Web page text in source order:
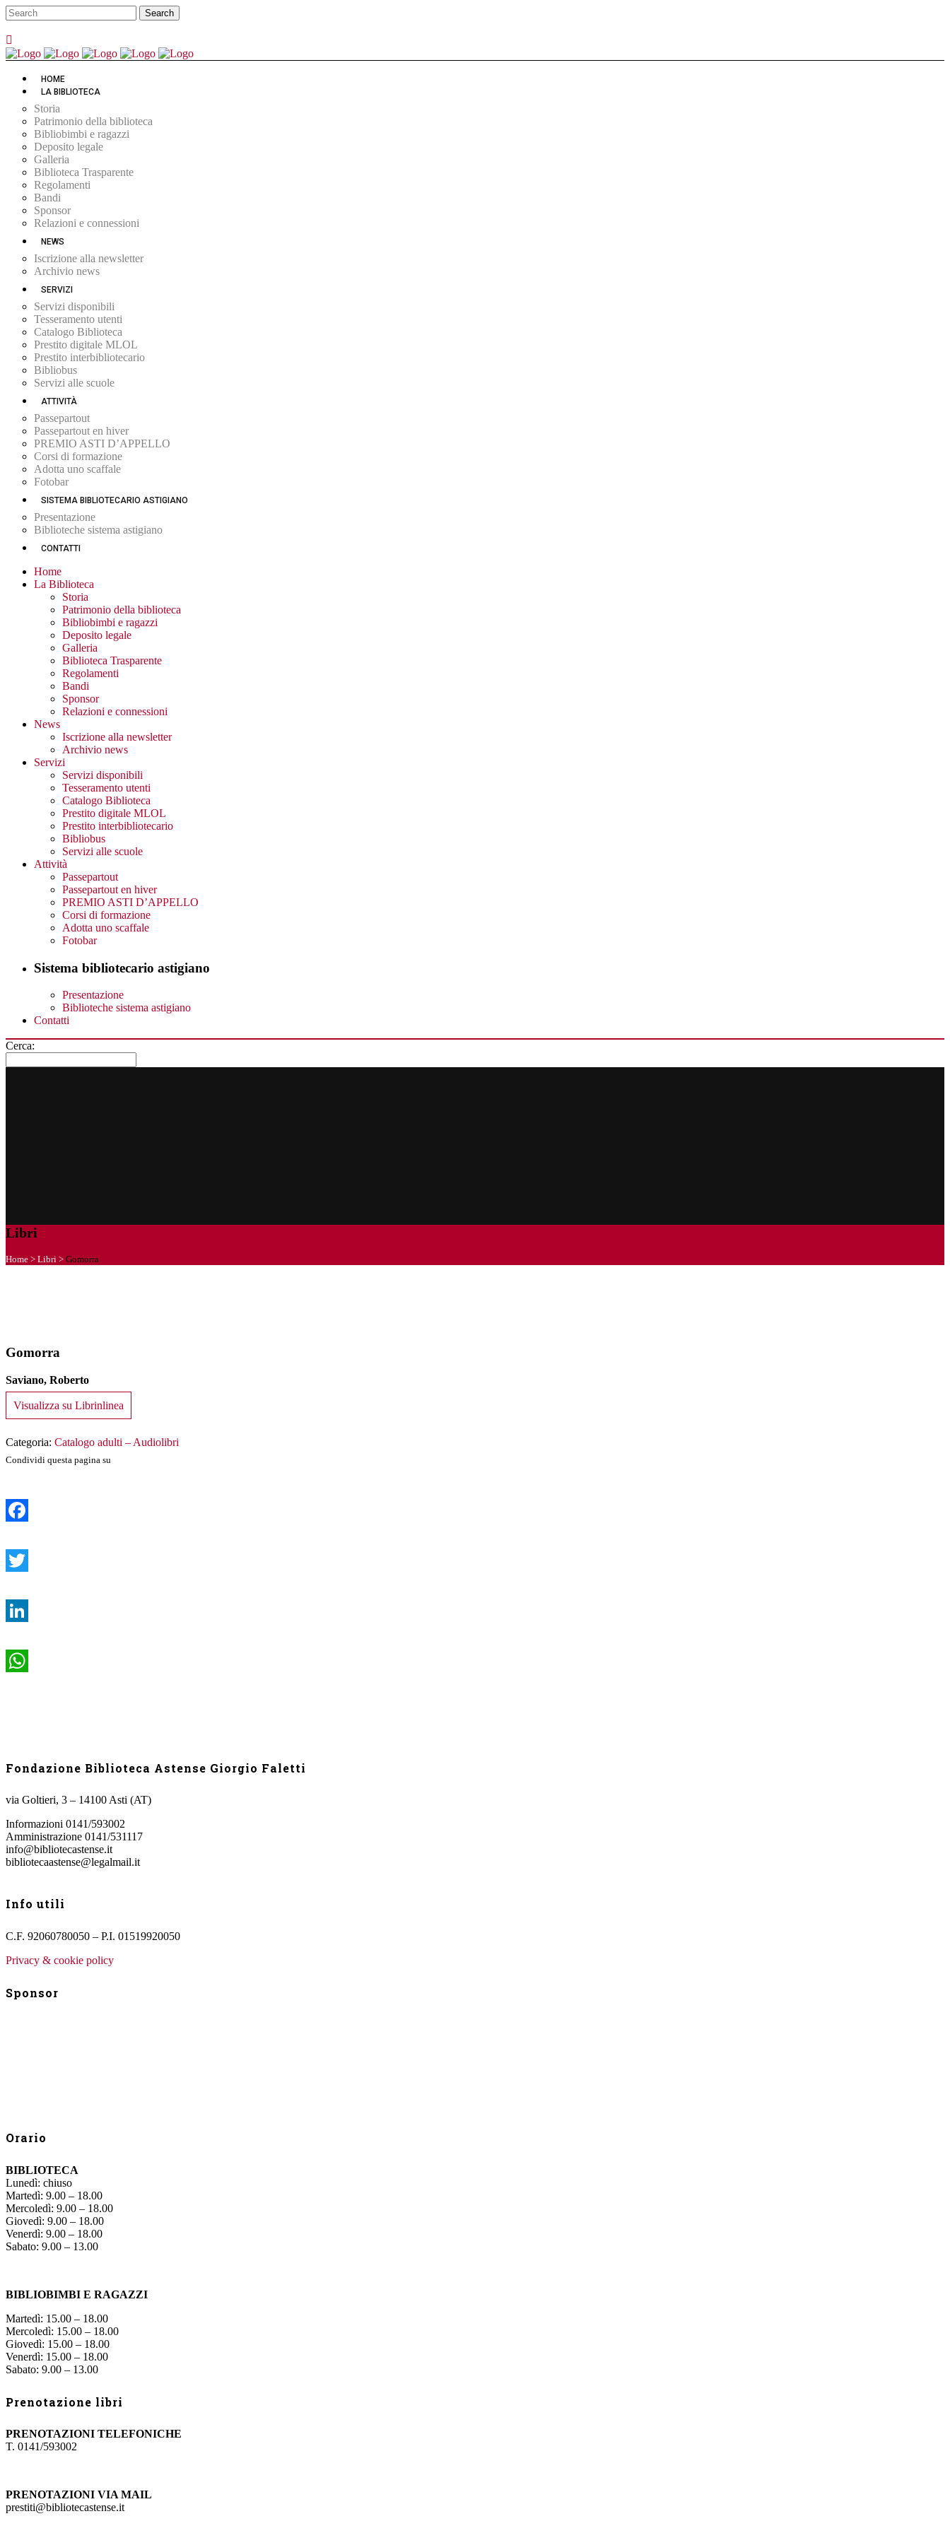
HOME
LA BIBLIOTECA
Storia
Patrimonio della biblioteca
Bibliobimbi e ragazzi
Deposito legale
Galleria
Biblioteca Trasparente
Regolamenti
Bandi
Sponsor
Relazioni e connessioni
NEWS
Iscrizione alla newsletter
Archivio news
SERVIZI
Servizi disponibili
Tesseramento utenti
Catalogo Biblioteca
Prestito digitale MLOL
Prestito interbibliotecario
Bibliobus
Servizi alle scuole
ATTIVITÀ
Passepartout
Passepartout en hiver
PREMIO ASTI D’APPELLO
Corsi di formazione
Adotta uno scaffale
Fotobar
SISTEMA BIBLIOTECARIO ASTIGIANO
Presentazione
Biblioteche sistema astigiano
CONTATTI
Home
La Biblioteca
Storia
Patrimonio della biblioteca
Bibliobimbi e ragazzi
Deposito legale
Galleria
Biblioteca Trasparente
Regolamenti
Bandi
Sponsor
Relazioni e connessioni
News
Iscrizione alla newsletter
Archivio news
Servizi
Servizi disponibili
Tesseramento utenti
Catalogo Biblioteca
Prestito digitale MLOL
Prestito interbibliotecario
Bibliobus
Servizi alle scuole
Attività
Passepartout
Passepartout en hiver
PREMIO ASTI D’APPELLO
Corsi di formazione
Adotta uno scaffale
Fotobar
Sistema bibliotecario astigiano
Presentazione
Biblioteche sistema astigiano
Contatti
Cerca:
Libri
Home > Libri > Gomorra
Gomorra
Saviano, Roberto
Visualizza su Librinlinea
Categoria: Catalogo adulti – Audiolibri
Condividi questa pagina su
Fondazione Biblioteca Astense Giorgio Faletti
via Goltieri, 3 – 14100 Asti (AT)
Informazioni 0141/593002
Amministrazione 0141/531117
info@bibliotecastense.it
bibliotecaastense@legalmail.it
Info utili
C.F. 92060780050 – P.I. 01519920050
Privacy & cookie policy
Sponsor
Orario
BIBLIOTECA
Lunedì: chiuso
Martedì: 9.00 – 18.00
Mercoledì: 9.00 – 18.00
Giovedì: 9.00 – 18.00
Venerdì: 9.00 – 18.00
Sabato: 9.00 – 13.00
BIBLIOBIMBI E RAGAZZI
Martedì: 15.00 – 18.00
Mercoledì: 15.00 – 18.00
Giovedì: 15.00 – 18.00
Venerdì: 15.00 – 18.00
Sabato: 9.00 – 13.00
Prenotazione libri
PRENOTAZIONI TELEFONICHE
T. 0141/593002
PRENOTAZIONI VIA MAIL
prestiti@bibliotecastense.it